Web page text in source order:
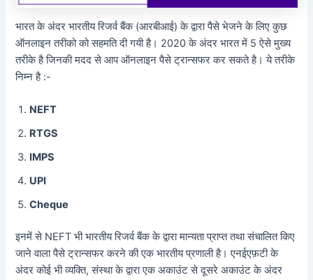
भारत के अंदर भारतीय रिजर्व बैंक (आरबीआई) के द्वारा पैसे भेजने के लिए कुछ
ऑनलाइन तरीको को सहमति दी गयी है। 2020 के अंदर भारत में 5 ऐसे मुख्य
तरीके है जिनकी मदद से आप ऑनलाइन पैसे ट्रान्सफर कर सकते है। ये तरीके
निम्न है :-
NEFT
RTGS
IMPS
UPI
Cheque
इनमें से NEFT भी भारतीय रिजर्व बैंक के द्वारा मान्यता प्राप्त तथा संचालित किए
जाने वाला पैसे ट्रान्सफर करने की एक भारतीय प्रणाली है। एनईएफ़टी के
अंदर कोई भी व्यक्ति, संस्था के द्वारा एक अकाउंट से दूसरे अकाउंट के अंदर